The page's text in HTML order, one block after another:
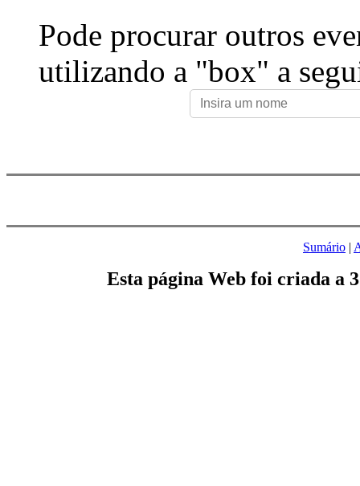
Pode procurar outros
utilizando a "box" a
Sumário |
Esta página Web foi criada a